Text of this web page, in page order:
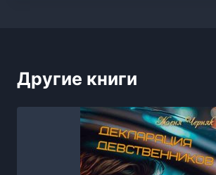
Другие книги